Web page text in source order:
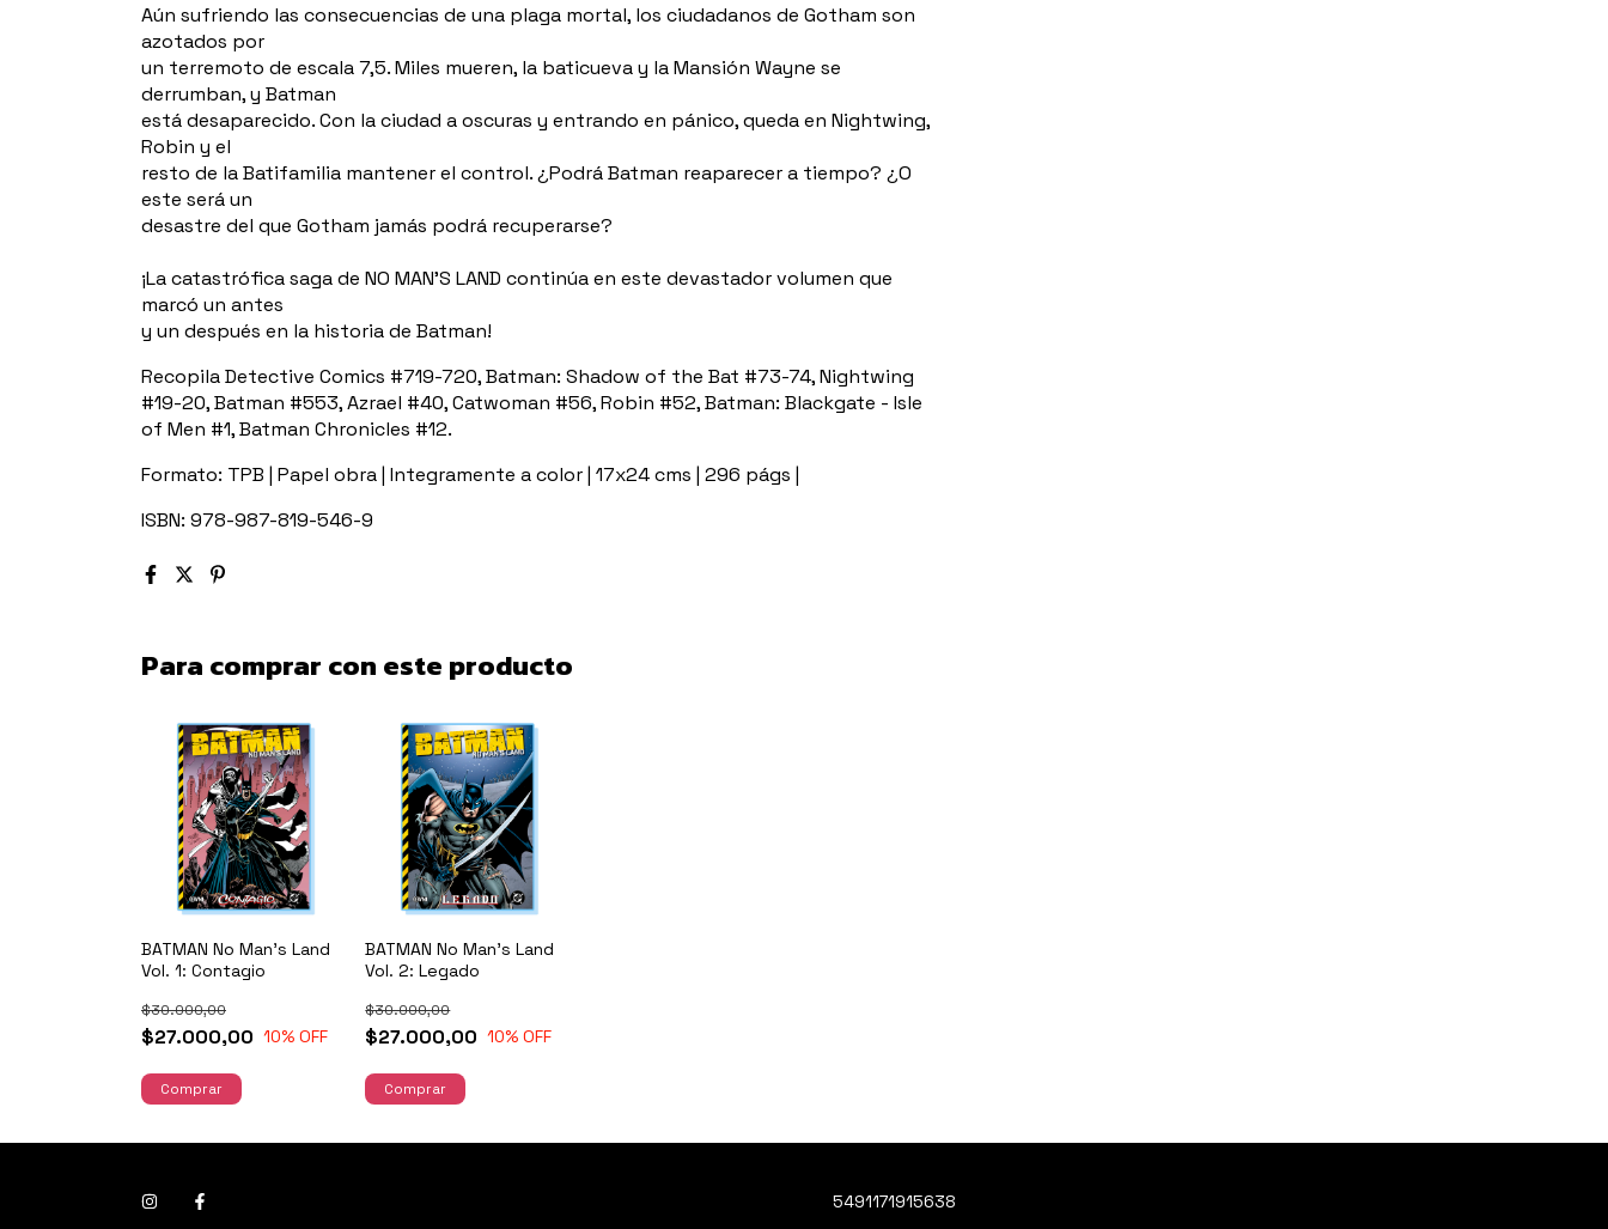
Aún sufriendo las consecuencias de una plaga mortal, los ciudadanos de Gotham son
azotados por
un terremoto de escala 7,5. Miles mueren, la baticueva y la Mansión Wayne se
derrumban, y Batman
está desaparecido. Con la ciudad a oscuras y entrando en pánico, queda en Nightwing,
Robin y el
resto de la Batifamilia mantener el control. ¿Podrá Batman reaparecer a tiempo? ¿O
este será un
desastre del que Gotham jamás podrá recuperarse?
¡La catastrófica saga de NO MAN'S LAND continúa en este devastador volumen que
marcó un antes
y un después en la historia de Batman!
Recopila Detective Comics #719-720, Batman: Shadow of the Bat #73-74, Nightwing
#19-20, Batman #553, Azrael #40, Catwoman #56, Robin #52, Batman: Blackgate - Isle
of Men #1, Batman Chronicles #12.
Formato: TPB | Papel obra | Integramente a color | 17x24 cms | 296 págs |
ISBN: 978-987-819-546-9
Para comprar con este producto
BATMAN No Man's Land
Vol. 1: Contagio
$27.000,00
$30.000,00
10% OFF
BATMAN No Man's Land
Vol. 2: Legado
$27.000,00
$30.000,00
10% OFF
5491171915638